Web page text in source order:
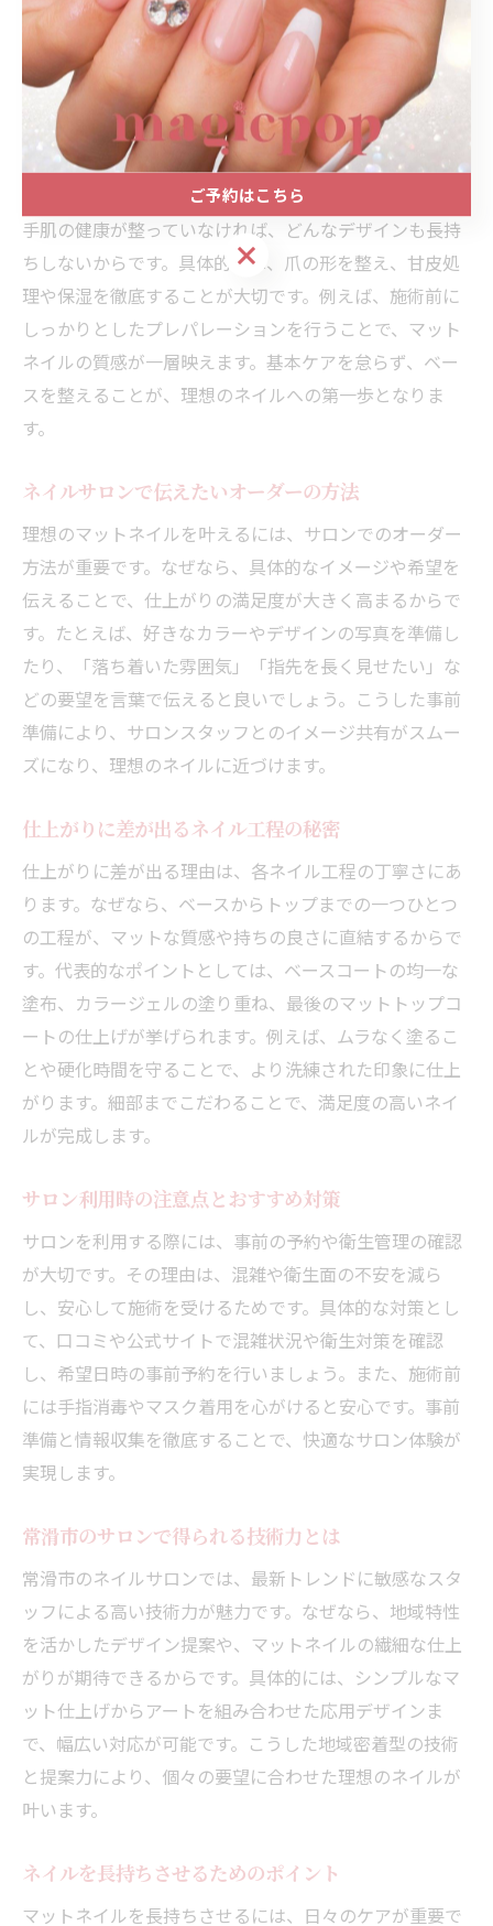
ネイルを美しく仕上げるコツを常
滑市で発見
美しいネイルを叶える基本ケアの大切さ
美しいネイルを手に入れるためには、まず基本ケアを丁
寧に行うことが不可欠です。なぜなら、土台となる爪や
手肌の健康が整っていなければ、どんなデザインも長持
ちしないからです。具体的には、爪の形を整え、甘皮処
理や保湿を徹底することが大切です。例えば、施術前に
しっかりとしたプレパレーションを行うことで、マット
ネイルの質感が一層映えます。基本ケアを怠らず、ベー
スを整えることが、理想のネイルへの第一歩となりま
す。
ネイルサロンで伝えたいオーダーの方法
理想のマットネイルを叶えるには、サロンでのオーダー
方法が重要です。なぜなら、具体的なイメージや希望を
伝えることで、仕上がりの満足度が大きく高まるからで
す。たとえば、好きなカラーやデザインの写真を準備し
たり、「落ち着いた雰囲気」「指先を長く見せたい」な
どの要望を言葉で伝えると良いでしょう。こうした事前
準備により、サロンスタッフとのイメージ共有がスムー
ズになり、理想のネイルに近づけます。
仕上がりに差が出るネイル工程の秘密
仕上がりに差が出る理由は、各ネイル工程の丁寧さにあ
ります。なぜなら、ベースからトップまでの一つひとつ
の工程が、マットな質感や持ちの良さに直結するからで
す。代表的なポイントとしては、ベースコートの均一な
塗布、カラージェルの塗り重ね、最後のマットトップコ
ートの仕上げが挙げられます。例えば、ムラなく塗るこ
とや硬化時間を守ることで、より洗練された印象に仕上
がります。細部までこだわることで、満足度の高いネイ
ルが完成します。
サロン利用時の注意点とおすすめ対策
サロンを利用する際には、事前の予約や衛生管理の確認
が大切です。その理由は、混雑や衛生面の不安を減ら
し、安心して施術を受けるためです。具体的な対策とし
て、口コミや公式サイトで混雑状況や衛生対策を確認
し、希望日時の事前予約を行いましょう。また、施術前
には手指消毒やマスク着用を心がけると安心です。事前
準備と情報収集を徹底することで、快適なサロン体験が
実現します。
常滑市のサロンで得られる技術力とは
常滑市のネイルサロンでは、最新トレンドに敏感なスタ
ッフによる高い技術力が魅力です。なぜなら、地域特性
を活かしたデザイン提案や、マットネイルの繊細な仕上
がりが期待できるからです。具体的には、シンプルなマ
ット仕上げからアートを組み合わせた応用デザインま
で、幅広い対応が可能です。こうした地域密着型の技術
と提案力により、個々の要望に合わせた理想のネイルが
叶います。
ネイルを長持ちさせるためのポイント
マットネイルを長持ちさせるには、日々のケアが重要で
ご予約はこちら
ご予約はこちら